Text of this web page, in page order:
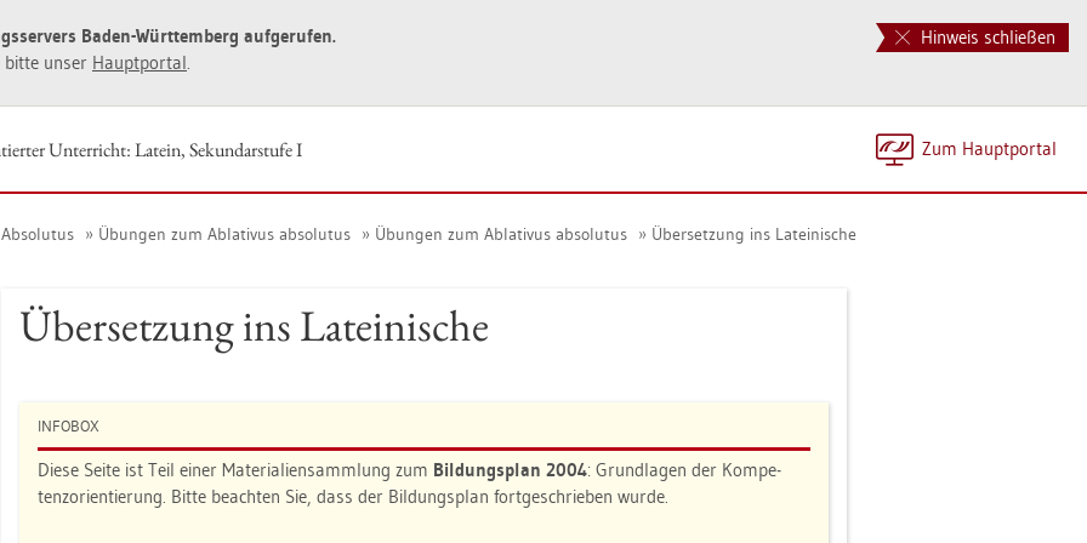
Hinweis schließen
Baden-Würt­tem­berg auf­ge­ru­fen.
bitte unser Haupt­por­tal.
Zum Haupt­por­tal
Un­ter­richt: La­tein, Se­kun­dar­stu­fe I
Übun­gen zum Ab­la­ti­vus ab­so­lu­tus Übun­gen zum Ab­la­ti­vus ab­so­lu­tus Über­set­zung ins La­tei­ni­sche
Über­set­zung ins La­tei­ni­sche
IN­FO­BOX
Diese Seite ist Teil einer Ma­te­ria­li­en­samm­lung zum Bil­dungs­plan 2004: Grund­la­gen der Kom­pe­
tenz­ori­en­tie­rung. Bitte be­ach­ten Sie, dass der Bil­dungs­plan fort­ge­schrie­ben wurde.